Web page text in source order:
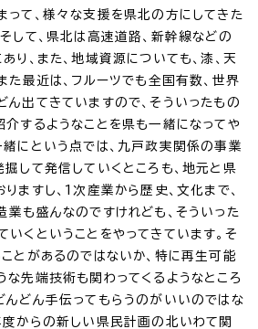
って、様々な支援を県北の方にしてきた
して、県北は高速道路、新幹線などの
り、また、地域資源についても、漆、天
た最近は、フルーツでも全国有数、世界
ん出てきていますので、そういったもの
介するようなことを県も一緒になってや
緒にという点では、九戸政実関係の事業
掘して発信していくところも、地元と県
ますし、1次産業から歴史、文化まで、
業も盛んなのですけれども、そういった
いくということをやってきています。そ
とがあるのではないか、特に再生可能
な先端技術も関わってくるようなところ
んどん手伝ってもらうのがいいのではな
度からの新しい県民計画の北いわて関